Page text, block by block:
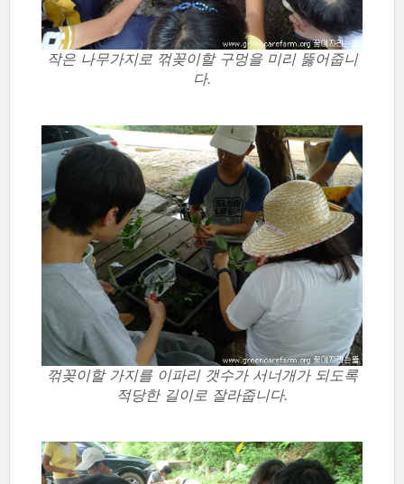
작은 나무가지로 꺾꽂이할 구멍을 미리 뚫어줍니
다.
꺾꽂이할 가지를 이파리 갯수가 서너개가 되도록
적당한 길이로 잘라줍니다.